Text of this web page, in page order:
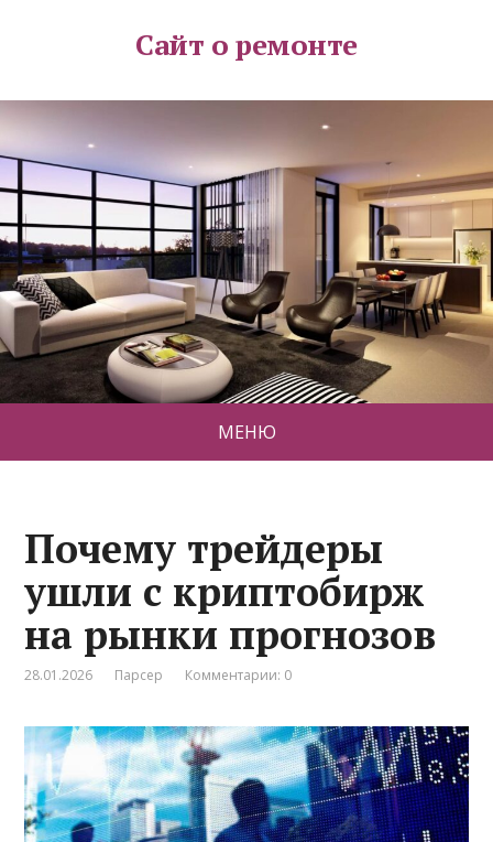
Сайт о ремонте
МЕНЮ
Почему трейдеры
ушли с криптобирж
на рынки прогнозов
28.01.2026 Парсер Комментарии: 0